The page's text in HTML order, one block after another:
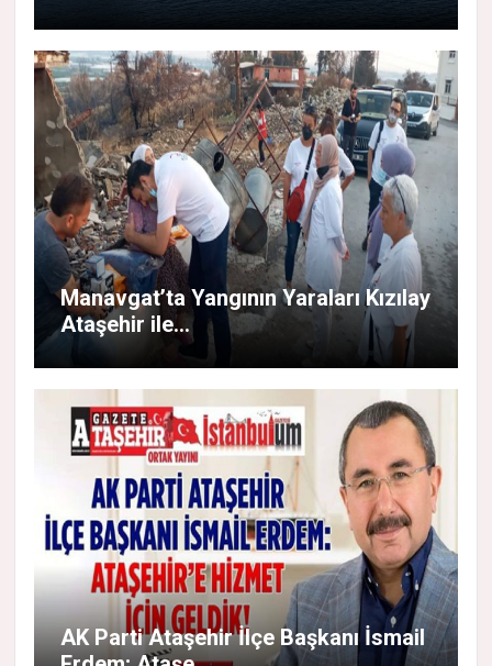
Manavgat’ta Yangının Yaraları Kızılay
Ataşehir ile...
AK Parti Ataşehir İlçe Başkanı İsmail